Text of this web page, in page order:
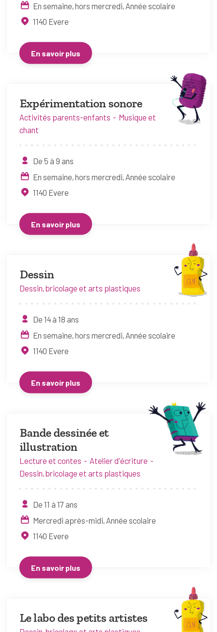
En semaine, hors mercredi Année scolaire
1140 Evere
En savoir plus
Expérimentation sonore
Activités parents-enfants
Musique et
chant
De 5 à 9 ans
En semaine, hors mercredi Année scolaire
1140 Evere
En savoir plus
Dessin
Dessin, bricolage et arts plastiques
De 14 à 18 ans
En semaine, hors mercredi Année scolaire
1140 Evere
En savoir plus
Bande dessinée et
illustration
Lecture et contes
Atelier d'écriture
Dessin, bricolage et arts plastiques
De 11 à 17 ans
Mercredi après-midi Année scolaire
1140 Evere
En savoir plus
Le labo des petits artistes